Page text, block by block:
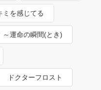
ミを感じてる
～運命の瞬間(とき)
ドクターフロスト